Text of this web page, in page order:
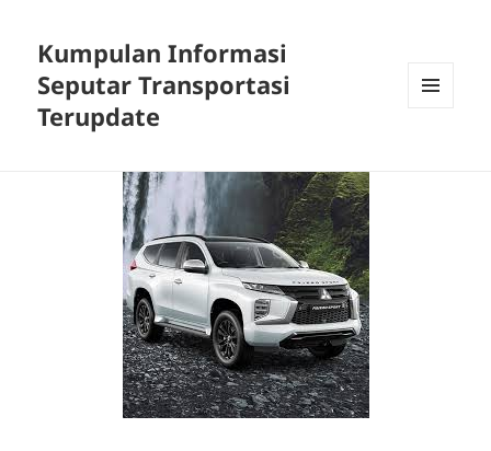
Kumpulan Informasi
Seputar Transportasi
Terupdate